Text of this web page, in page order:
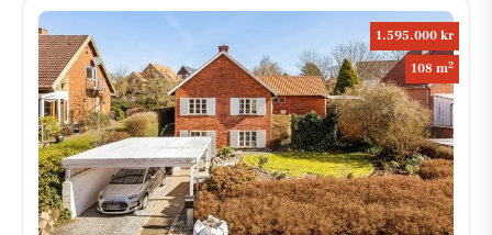
1.595.000 kr
108 m2